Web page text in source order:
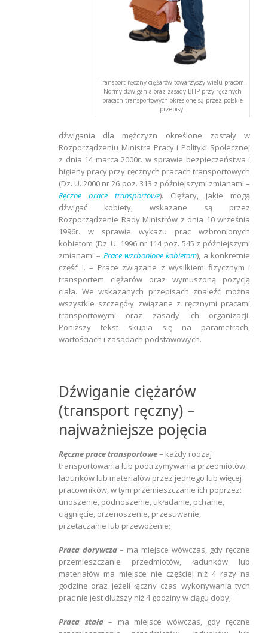
Transport ręczny ciężarów towarzyszy wielu pracom.
Normy dźwigania oraz zasady BHP przy ręcznych
pracach transportowych okreslone są przez polskie
przepisy.
dźwigania dla mężczyzn określone zostały w
Rozporządzeniu Ministra Pracy i Polityki Społecznej
z dnia 14 marca 2000r. w sprawie bezpieczeństwa i
higieny pracy przy ręcznych pracach transportowych
(Dz. U. 2000 nr 26 poz. 313 z późniejszymi zmianami –
Ręczne prace transportowe). Ciężary, jakie mogą
dźwigać kobiety, wskazane są przez
Rozporządzenie Rady Ministrów z dnia 10 września
1996r. w sprawie wykazu prac wzbronionych
kobietom (Dz. U. 1996 nr 114 poz. 545 z późniejszymi
zmianami – Prace wzrbonione kobietom), a konkretnie
część I. – Prace związane z wysiłkiem fizycznym i
transportem ciężarów oraz wymuszoną pozycją
ciała. We wskazanych przepisach znaleźć można
wszystkie szczegóły związane z ręcznymi pracami
transportowymi oraz zasady ich organizacji.
Poniższy tekst skupia się na parametrach,
wartościach i zasadach podstawowych.
Dźwiganie ciężarów
(transport ręczny) –
najważniejsze pojęcia
Ręczne prace transportowe– każdy rodzaj
transportowania lub podtrzymywania przedmiotów,
ładunków lub materiałów przez jednego lub więcej
pracowników, w tym przemieszczanie ich poprzez:
unoszenie, podnoszenie, układanie, pchanie,
ciągnięcie, przenoszenie, przesuwanie,
przetaczanie lub przewożenie;
Praca dorywcza– ma miejsce wówczas, gdy ręczne
przemieszczanie przedmiotów, ładunków lub
materiałów ma miejsce nie częściej niż 4 razy na
godzinę oraz jeżeli łączny czas wykonywania tych
prac nie jest dłuższy niż 4 godziny w ciągu doby;
Praca stała– ma miejsce wówczas, gdy ręczne